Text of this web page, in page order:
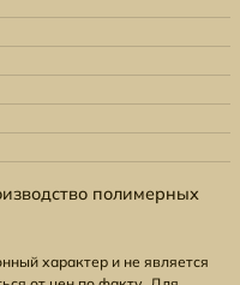
полимерных
характер и не является